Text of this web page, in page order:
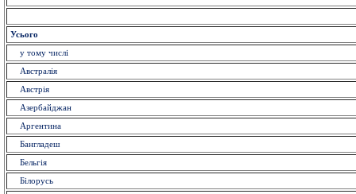
Усього
у тому числі
Австралія
Австрія
Азербайджан
Аргентина
Бангладеш
Бельгія
Білорусь